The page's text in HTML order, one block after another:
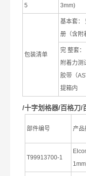
5 3mm)
包装清单
基本套：
册（含附
完 整套：
附着力测
胶带（
提箱内
/十字划格器/百格刀
部件编号 产品
T99913700-1